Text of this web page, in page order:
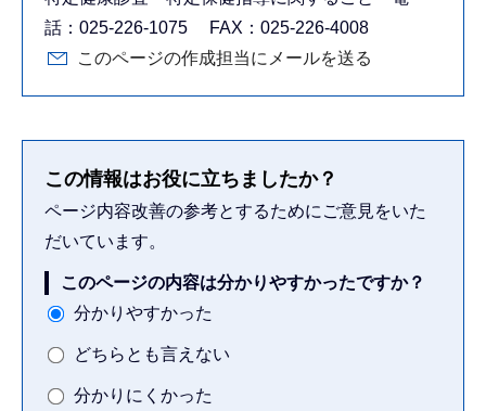
話：025-226-1075 FAX：025-226-4008
このページの作成担当にメールを送る
この情報はお役に立ちましたか？
ページ内容改善の参考とするためにご意見をいた
だいています。
このページの内容は分かりやすかったですか？
分かりやすかった
どちらとも言えない
分かりにくかった